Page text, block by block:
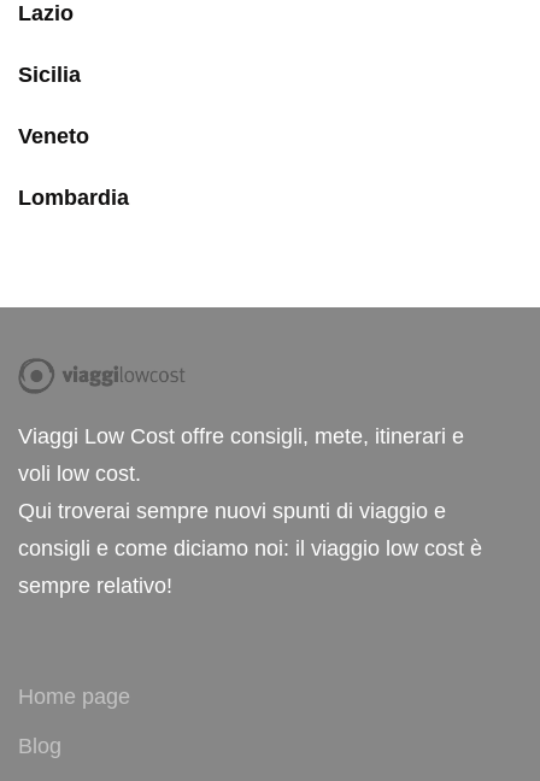
Lazio
Sicilia
Veneto
Lombardia
Viaggi Low Cost offre consigli, mete, itinerari e
voli low cost.
Qui troverai sempre nuovi spunti di viaggio e
consigli e come diciamo noi: il viaggio low cost è
sempre relativo!
Home page
Blog